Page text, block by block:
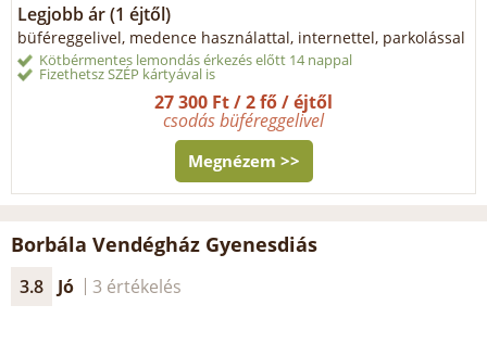
Legjobb ár (1 éjtől)
büféreggelivel, medence használattal, internettel, parkolással
Kötbérmentes lemondás érkezés előtt 14 nappal
Fizethetsz SZÉP kártyával is
27 300 Ft / 2 fő / éjtől
csodás büféreggelivel
Megnézem >>
Borbála Vendégház Gyenesdiás
3.8 Jó 3 értékelés